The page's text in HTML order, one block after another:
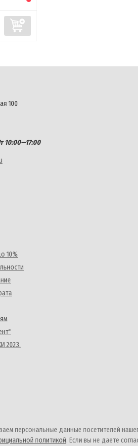
100
10:00—17:00
10%
2023.
персональные данные посетителей
политикой. Если вы не даете